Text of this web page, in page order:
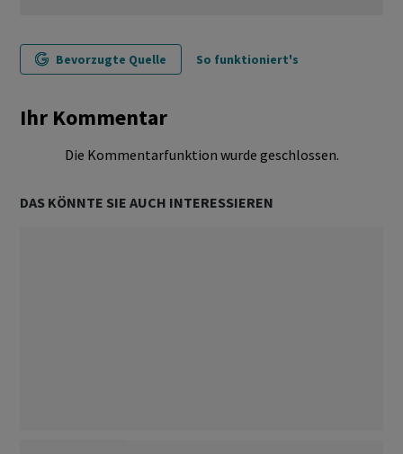
Bevorzugte Quelle So funktioniert's
Ihr Kommentar
Die Kommentarfunktion wurde geschlossen.
DAS KÖNNTE SIE AUCH INTERESSIEREN